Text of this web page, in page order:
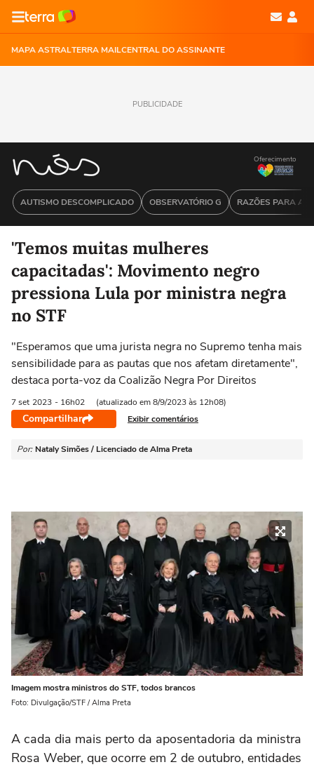
MAPA ASTRALTERRA MAILCENTRAL DO ASSINANTE
PUBLICIDADE
AUTISMO DESCOMPLICADO OBSERVATÓRIO G RAZÕES PARA
Oferecimento
'Temos muitas mulheres
capacitadas': Movimento negro
pressiona Lula por ministra negra
no STF
"Esperamos que uma jurista negra no Supremo tenha mais
sensibilidade para as pautas que nos afetam diretamente",
destaca porta-voz da Coalizão Negra Por Direitos
7 set 2023 - 16h02 (atualizado em 8/9/2023 às 12h08)
Compartilhar Exibir comentários
Por: Nataly Simões / Licenciado de Alma Preta
Imagem mostra ministros do STF, todos brancos
Foto: Divulgação/STF / Alma Preta
A cada dia mais perto da aposentadoria da ministra
Rosa Weber, que ocorre em 2 de outubro, entidades